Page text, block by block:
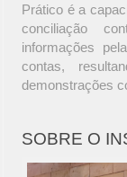
Prático é a
conciliação
informações
contas,
demonstrações
SOBRE O